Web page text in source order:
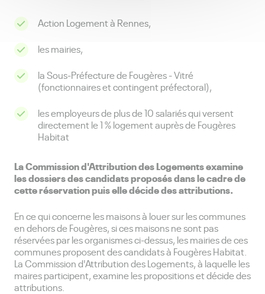
Action Logement à Rennes,
les mairies,
la Sous-Préfecture de Fougères - Vitré
(fonctionnaires et contingent préfectoral),
les employeurs de plus de 10 salariés qui versent
directement le 1 % logement auprès de Fougères
Habitat
La Commission d'Attribution des Logements examine
les dossiers des candidats proposés dans le cadre de
cette réservation puis elle décide des attributions.
En ce qui concerne les maisons à louer sur les communes
en dehors de Fougères, si ces maisons ne sont pas
réservées par les organismes ci-dessus, les mairies de ces
communes proposent des candidats à Fougères Habitat.
La Commission d'Attribution des Logements, à laquelle les
maires participent, examine les propositions et décide des
attributions.